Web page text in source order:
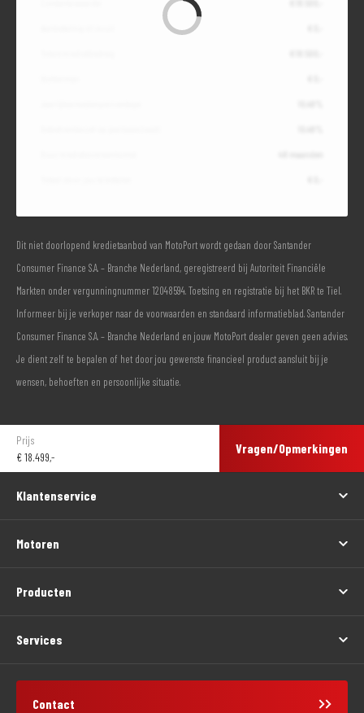
Dit niet doorlopend kredietaanbod van MotoPort wordt gedaan door Santander
Consumer Finance S.A. – Branche Nederland, geregistreerd bij Autoriteit Financiële
Markten onder vergunningnummer 12048594. Toetsing en registratie bij het BKR te Tiel.
Informeer bij je verkoper naar de voorwaarden en standaard informatieblad. Santander
Consumer Finance S.A. – Branche Nederland en jouw MotoPort dealer geven geen advies.
Je dient zelf te bepalen of het door jou gewenste financieel product aansluit bij je
wensen, behoeften en persoonlijke situatie.
Prijs
€18.499,-
Vragen/Opmerkingen
Klantenservice
Motoren
Producten
Services
Contact